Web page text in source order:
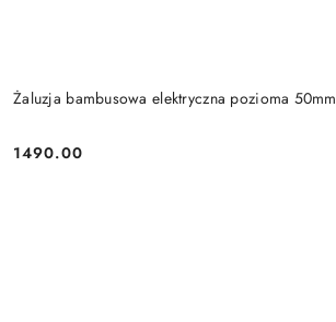
Żaluzja bambusowa elektryczna pozioma 50mm
Cena:
1490.00